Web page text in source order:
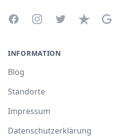
FacebookInstagramTwitterTrustpilotGoogle
INFORMATION
Blog
Standorte
Impressum
Datenschutzerklärung